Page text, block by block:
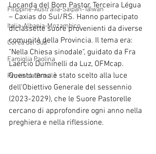
Filippine-Australia-Saipan-Taiwan
Italia-Albania-Mozambico
Corea del Sud
Famiglia Paolina
Provincia Brasile
Locanda del Bom Pastor, Terceira Légua
– Caxias do Sul/RS. Hanno partecipato
diciassette suore provenienti da diverse
comunità della Provincia. Il tema era:
"Nella Chiesa sinodale", guidato da Fra
Laércio Duminelli da Luz, OFMcap.
Questo tema è stato scelto alla luce
dell'Obiettivo Generale del sessennio
(2023-2029), che le Suore Pastorelle
cercano di approfondire ogni anno nella
preghiera e nella riflessione.